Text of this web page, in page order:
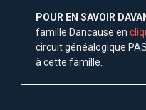
POUR EN SAVOIR
famille Dancause en
circuit généalogique
à cette famille.